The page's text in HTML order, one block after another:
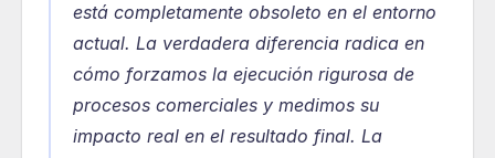
está completamente obsoleto en el entorno
actual. La verdadera diferencia radica en
cómo forzamos la ejecución rigurosa de
procesos comerciales y medimos su
impacto real en el resultado final. La